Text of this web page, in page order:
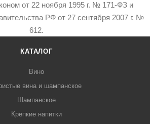
от 22 ноября 1995 г. № 171-ФЗ и
РФ от 27 сентября 2007 г. №
612.
КАТАЛОГ
Вино
вина и шампанское
Шампанское
Крепкие напитки